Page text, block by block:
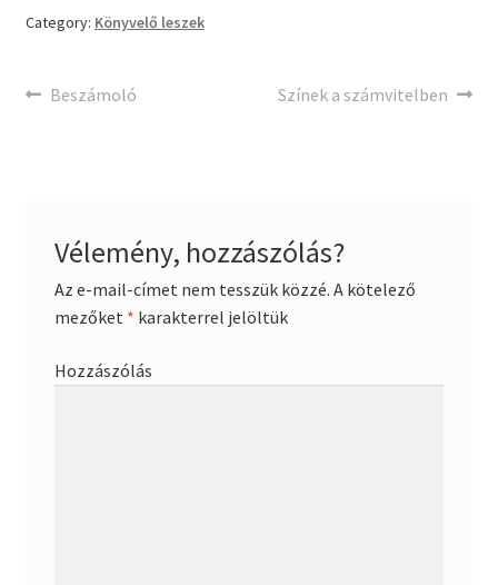
Category: Könyvelő leszek
Bejegyzés
Previous
Beszámoló
Next
Színek a számvitelben
Vélemény, hozzászólás?
Az e-mail-címet nem tesszük közzé. A kötelező
mezőket * karakterrel jelöltük
Hozzászólás